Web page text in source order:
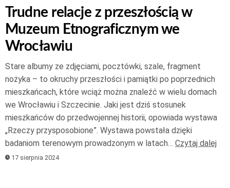
Trudne relacje z przeszłością w
Muzeum Etnograficznym we
Wrocławiu
Stare albumy ze zdjęciami, pocztówki, szale, fragment
nożyka – to okruchy przeszłości i pamiątki po poprzednich
mieszkańcach, które wciąż można znaleźć w wielu domach
we Wrocławiu i Szczecinie. Jaki jest dziś stosunek
mieszkańców do przedwojennej historii, opowiada wystawa
„Rzeczy przysposobione”. Wystawa powstała dzięki
badaniom terenowym prowadzonym w latach… Czytaj dalej
17 sierpnia 2024